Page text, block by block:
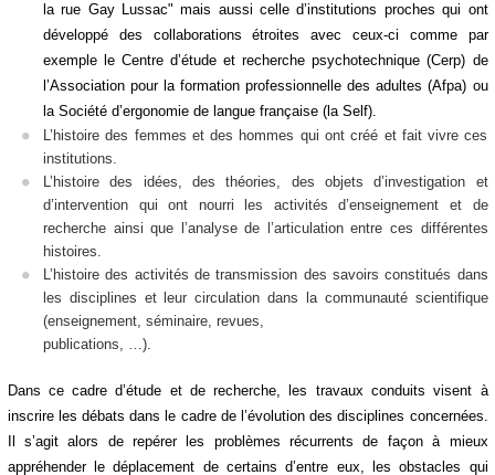
la rue Gay Lussac" mais aussi celle d’institutions proches qui ont
développé des collaborations étroites avec ceux-ci comme par
exemple le Centre d’étude et recherche psychotechnique (Cerp) de
l’Association pour la formation professionnelle des adultes (Afpa) ou
la Société d’ergonomie de langue française (la Self).
L’histoire des femmes et des hommes qui ont créé et fait vivre ces
institutions.
L’histoire des idées, des théories, des objets d’investigation et
d’intervention qui ont nourri les activités d’enseignement et de
recherche ainsi que l’analyse de l’articulation entre ces différentes
histoires.
L’histoire des activités de transmission des savoirs constitués dans
les disciplines et leur circulation dans la communauté scientifique
(enseignement, séminaire, revues,
publications, …).
Dans ce cadre d’étude et de recherche, les travaux conduits visent à
inscrire les débats dans le cadre de l’évolution des disciplines concernées.
Il s’agit alors de repérer les problèmes récurrents de façon à mieux
appréhender le déplacement de certains d’entre eux, les obstacles qui